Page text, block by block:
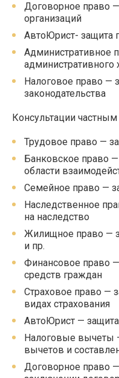
Договорное право
организаций
АвтоЮрист- защита
Административное
административного
Налоговое право —
законодательства
Консультации
Трудовое право —
Банковское право
области
Семейное право —
Наследственное
на наследство
Жилищное право —
и пр.
Финансовое право
средств граждан
Страховое право —
видах страхования
АвтоЮрист —
Налоговые вычеты
вычетов и
Договорное право